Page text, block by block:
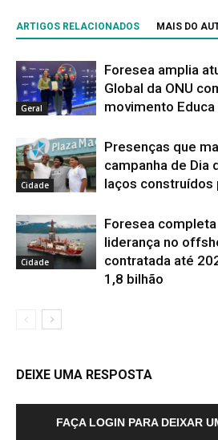
ARTIGOS RELACIONADOS MAIS DO
Geral
Foresea amplia
Global da ONU
movimento
Cidade
Presenças que
campanha de Dia
laços construídos
Cidade
Foresea
liderança no
contratada até
1,8 bilhão
DEIXE UMA RESPOSTA
FAÇA LOGIN PARA DEIXAR